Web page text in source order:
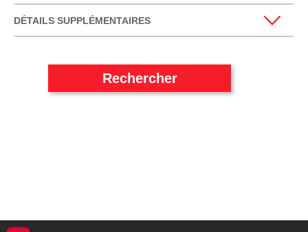
DÉTAILS SUPPLÉMENTAIRES
Rechercher